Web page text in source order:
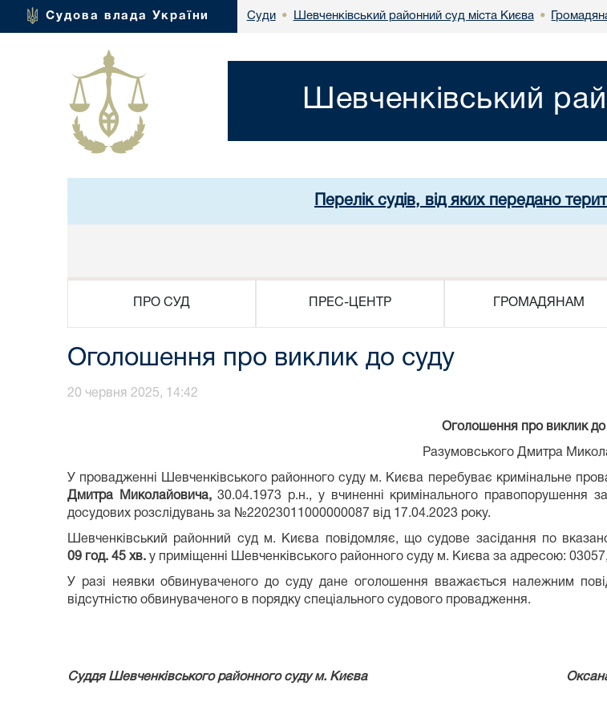
Судова влада України Суди • Шевченківський районний суд міста Києва •
Шевченківський
Перелік судів, від яких передано
ПРО СУД ПРЕС-ЦЕНТР ГРОМАДЯНАМ
Оголошення про виклик до суду
20 червня 2025, 14:42
Оголошення про викликдо
Разумовського Дмитра
У провадженні Шевченківського районного суду м. Києва перебуває кримінальне
Дмитра Миколайовича,30.04.1973 р.н., у вчиненні кримінального правопорушення
досудових розслідувань за №22023011000000087 від 17.04.2023 року.
Шевченківський районний суд м. Києва повідомляє, що судове засідання по
09 год. 45 хв. у приміщенні Шевченківського районного суду м. Києва за адресою:
У разі неявки обвинуваченого до суду дане оголошення вважається належним
відсутністю обвинуваченого в порядку спеціального судового провадження.
Суддя Шевченківського районного суду м. Києва Оксана